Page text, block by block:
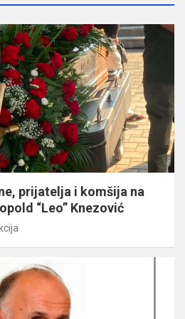
prijatelja i komšija na
“Leo” Knezović